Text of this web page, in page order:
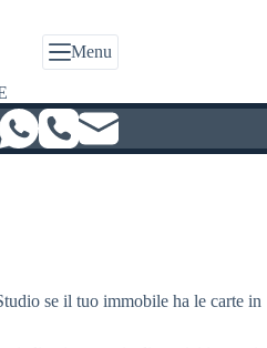
Menu
se il tuo immobile ha le carte in